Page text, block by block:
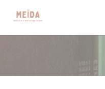
Cookie管理面板